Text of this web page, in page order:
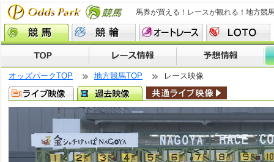
馬券が買える！レースが観れる！地方競
オッズパークTOP 地方競馬TOP レース映像